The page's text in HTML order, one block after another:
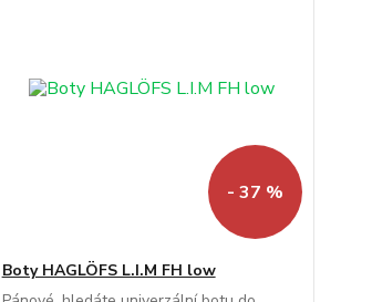
- 37 %
Boty HAGLÖFS L.I.M FH low